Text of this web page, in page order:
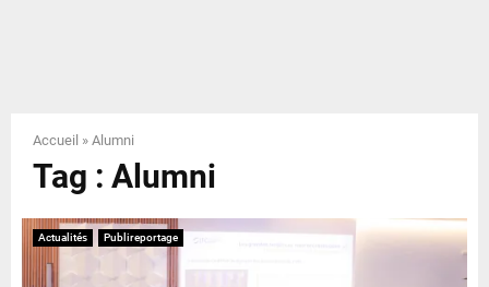
N
U
Accueil » Alumni
Tag : Alumni
Actualités Publireportage